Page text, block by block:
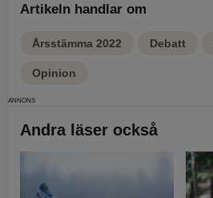
Artikeln handlar om
Årsstämma 2022 Debatt
Opinion
Andra läser också